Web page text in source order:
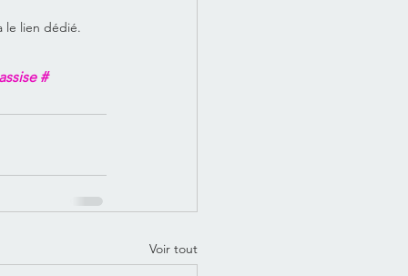
le lien dédié.
#
Voir tout